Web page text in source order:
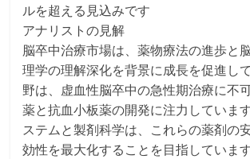
ルを超える見込みです
アナリストの見解
脳卒中治療市場は、薬物療法の進歩と
理学の理解深化を背景に成長を促進し
野は、虚血性脳卒中の急性期治療に不
薬と抗血小板薬の開発に注力していま
ステムと製剤科学は、これらの薬剤の
効性を最大化することを目指しています